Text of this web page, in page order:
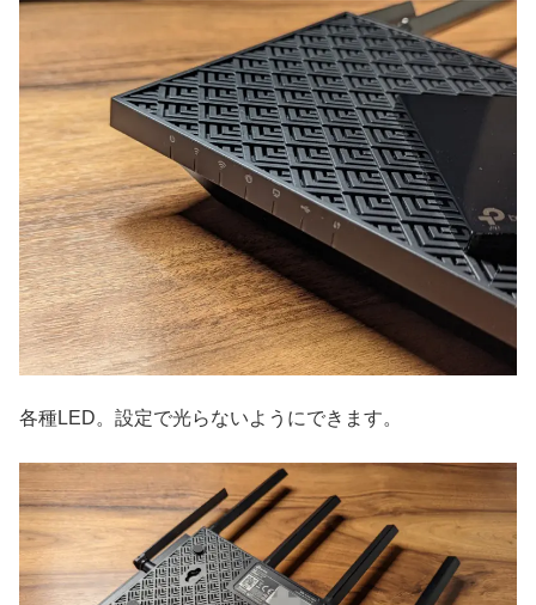
各種LED。設定で光らないようにできます。